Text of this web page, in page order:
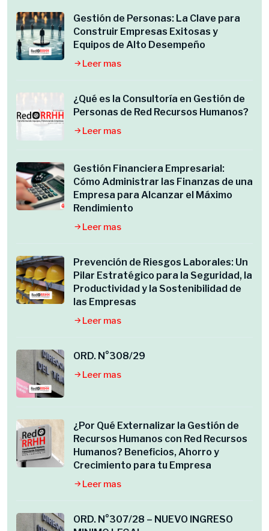
Gestión de Personas: La Clave para
Construir Empresas Exitosas y
Equipos de Alto Desempeño
Leer mas
¿Qué es la Consultoría en Gestión de
Personas de Red Recursos Humanos?
Leer mas
Gestión Financiera Empresarial:
Cómo Administrar las Finanzas de una
Empresa para Alcanzar el Máximo
Rendimiento
Leer mas
Prevención de Riesgos Laborales: Un
Pilar Estratégico para la Seguridad, la
Productividad y la Sostenibilidad de
las Empresas
Leer mas
ORD. N°308/29
Leer mas
¿Por Qué Externalizar la Gestión de
Recursos Humanos con Red Recursos
Humanos? Beneficios, Ahorro y
Crecimiento para tu Empresa
Leer mas
ORD. N°307/28 – NUEVO INGRESO